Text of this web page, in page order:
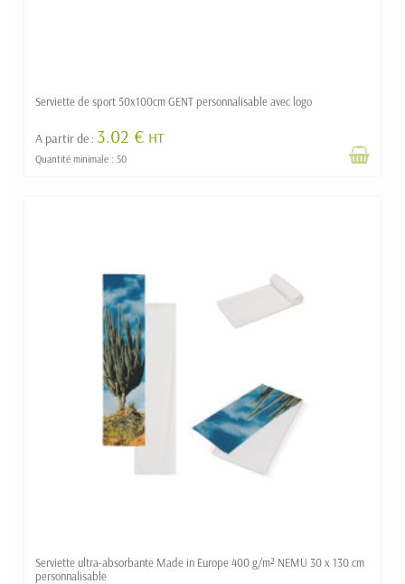
Serviette de sport 50x100cm GENT personnalisable avec logo
A partir de : 3.02 € HT
Quantité minimale : 50
Serviette ultra-absorbante Made in Europe 400 g/m² NEMU 30 x 130 cm
personnalisable